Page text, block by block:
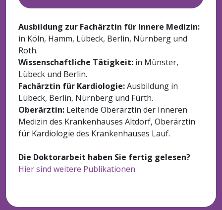
Ausbildung zur Fachärztin für Innere Medizin:
in Köln, Hamm, Lübeck, Berlin, Nürnberg und
Roth.
Wissenschaftliche Tätigkeit: in Münster,
Lübeck und Berlin.
Fachärztin für Kardiologie:Ausbildung in
Lübeck, Berlin, Nürnberg und Fürth.
Oberärztin: Leitende Oberärztin der Inneren
Medizin des Krankenhauses Altdorf, Oberärztin
für Kardiologie des Krankenhauses Lauf.
Die Doktorarbeit haben Sie fertig gelesen?
Hier sind weitere Publikationen